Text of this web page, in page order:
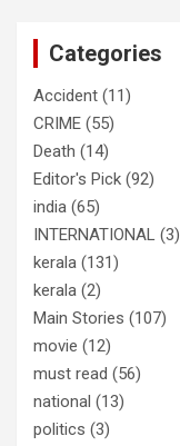
Categories
Accident (11)
CRIME (55)
Death (14)
Editor's Pick (92)
india (65)
INTERNATIONAL (3)
kerala (131)
kerala (2)
Main Stories (107)
movie (12)
must read (56)
national (13)
politics (3)